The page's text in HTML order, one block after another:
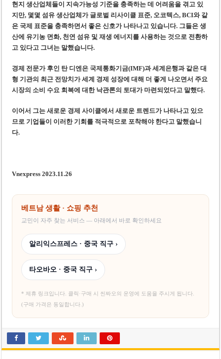
현지 생산업체들이 지속가능성 기준을 충족하는 데 어려움을 겪고 있
지만, 몇몇 섬유 생산업체가 글로벌 리사이클 표준, 오코텍스, BCI와 같
은 국제 표준을 충족하면서 좋은 신호가 나타나고 있습니다. 그들은 생
산에 유기농 면화, 천연 섬유 및 재생 에너지를 사용하는 것으로 전환하
고 있다고 그녀는 말했습니다.
경제 전문가 후인 탄 디엔은 국제통화기금(IMF)과 세계은행과 같은 대
형 기관의 최근 전망치가 세계 경제 성장에 대해 더 좋게 나오면서 주요
시장의 소비 수요 회복에 대한 낙관론의 토대가 마련되었다고 말했다.
이어서 그는 새로운 경제 사이클에서 새로운 트렌드가 나타나고 있으
므로 기업들이 이러한 기회를 적극적으로 포착해야 한다고 말했습니
다.
Vnexpress 2023.11.26
베트남 생활 · 쇼핑 추천
교민이 자주 찾는 서비스 — 아래에서 바로 확인하세요
알리익스프레스 · 중국 직구 ›
타오바오 · 중국 직구 ›
* 제휴 링크입니다. 클릭·구매 시 씬짜오의 운영에 도움을 주시게 됩니다.
(구매 가격은 동일합니다.)